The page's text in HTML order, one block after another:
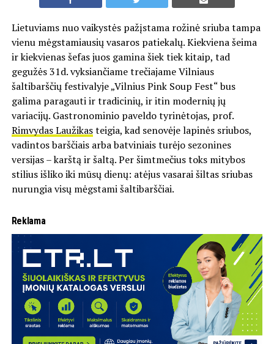
Lietuviams nuo vaikystės pažįstama rožinė sriuba tampa
vienu mėgstamiausių vasaros patiekalų. Kiekviena šeima
ir kiekvienas šefas juos gamina šiek tiek kitaip, tad
gegužės 31d. vyksiančiame trečiajame Vilniaus
šaltibarščių festivalyje „Vilnius Pink Soup Fest“ bus
galima paragauti ir tradicinių, ir itin modernių jų
variacijų. Gastronominio paveldo tyrinėtojas, prof.
Rimvydas Laužikasteigia, kad senovėje lapinės sriubos,
vadintos barščiais arba batviniais turėjo sezonines
versijas – karštą ir šaltą. Per šimtmečius toks mitybos
stilius išliko iki mūsų dienų: atėjus vasarai šiltas sriubas
nurungia visų mėgstami šaltibarščiai.
Reklama